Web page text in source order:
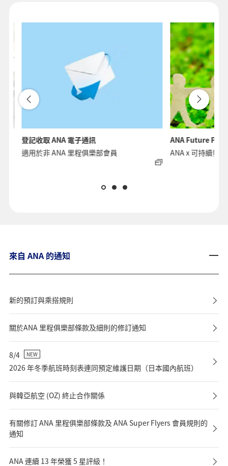
登記收取 ANA 電子通訊
適用於非 ANA 里程俱樂部會員
ANA Future
ANA x 可持續發展
來自 ANA 的通知
新的預訂與乘搭規則
關於ANA 里程俱樂部條款及細則的修訂通知
8/4 NEW
2026 年冬季航班時刻表連同預定維護日期（日本國內航班）
與韓亞航空 (OZ) 終止合作關係
有關修訂 ANA 里程俱樂部條款及 ANA Super Flyers 會員規則的
通知
ANA 連續 13 年榮獲 5 星評級！